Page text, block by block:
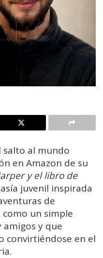
salto al mundo
en Amazon de su
y el libro de
juvenil inspirada
de
como un simple
y que
convirtiéndose en el